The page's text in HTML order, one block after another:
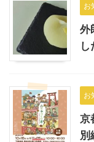
お
外
し
お
京
別